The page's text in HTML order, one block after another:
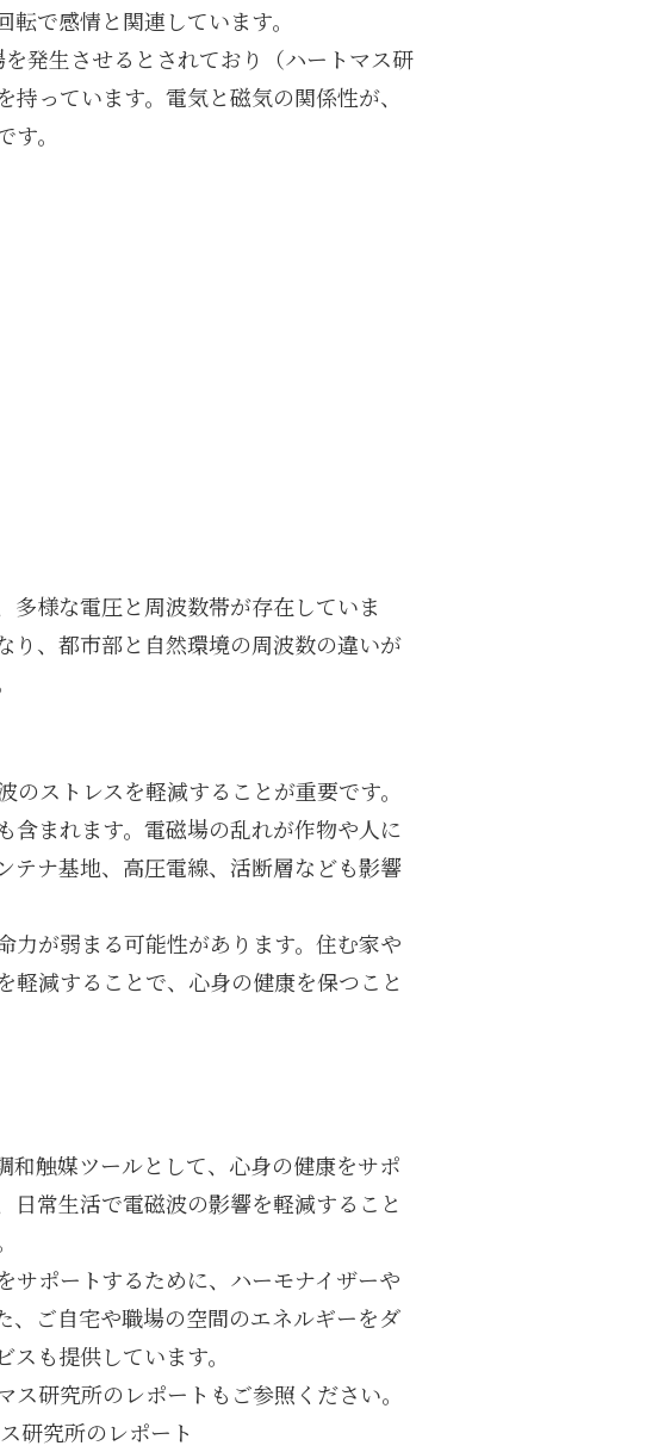
で感情と関連しています。
発生させるとされており（ハートマス研
っています。電気と磁気の関係性が、
。
多様な電圧と周波数帯が存在していま
り、都市部と自然環境の周波数の違いが
ストレスを軽減することが重要です。
含まれます。電磁場の乱れが作物や人に
テナ基地、高圧電線、活断層なども影響
力が弱まる可能性があります。住む家や
軽減することで、心身の健康を保つこと
和触媒ツールとして、心身の健康をサポ
日常生活で電磁波の影響を軽減すること
サポートするために、ハーモナイザーや
、ご自宅や職場の空間のエネルギーをダ
も提供しています。
研究所のレポートもご参照ください。
研究所のレポート